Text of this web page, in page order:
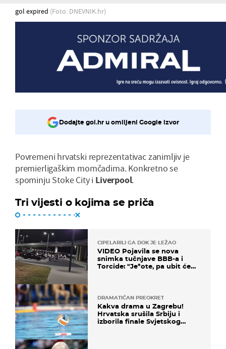
gol expired (Foto: DNEVNIK.hr)
Dodajte gol.hr u omiljeni Google izvor
Povremeni hrvatski reprezentativac zanimljiv je
premierligaškim momčadima. Konkretno se
spominju Stoke City i Liverpool.
Tri vijesti o kojima se priča
CIPELARILI GA DOK JE LEŽAO
VIDEO Pojavila se nova
snimka tučnjave BBB-a i
Torcide: "Je*ote, pa ubit će
DRAMATIČAN PREOKRET
Kakva drama u Zagrebu!
Hrvatska srušila Srbiju i
izborila finale Svjetskog